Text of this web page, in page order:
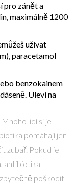
pro zánět a
maximálně 1200
užívat
paracetamol
benzokainem
Uleví na
lidí si je
pomáhají jen
zubař. Pokud je
antibiotika
poškodit